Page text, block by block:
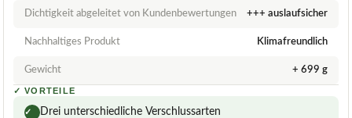
Dichtigkeit abgeleitet von Kundenbewertungen +++ auslaufsicher
Nachhaltiges Produkt Klimafreundlich
Gewicht + 699 g
✓ VORTEILE
✓ Drei unterschiedliche Verschlussarten